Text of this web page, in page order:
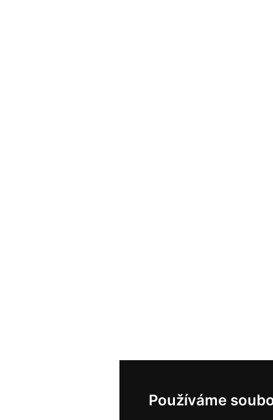
Používáme